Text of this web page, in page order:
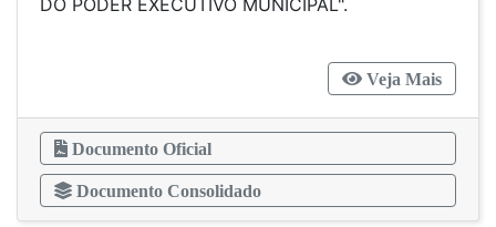
DO PODER EXECUTIVO MUNICIPAL".
Veja Mais
Documento Oficial
Documento Consolidado